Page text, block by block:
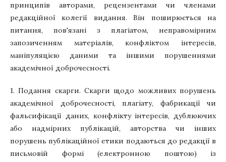
принципів авторами, рецензентами чи членами
редакційної колегії видання. Він поширюється на
питання, пов'язані з плагіатом, неправомірним
запозиченням матеріалів, конфліктом інтересів,
маніпуляцією даними та іншими порушеннями
академічної доброчесності.
1. Подання скарги. Скарги щодо можливих порушень
академічної доброчесності, плагіату, фабрикації чи
фальсифікації даних, конфлікту інтересів, дублюючих
або надмірних публікацій, авторства чи інших
порушень публікаційної етики подаються до редакції в
письмовій формі (електронною поштою) із